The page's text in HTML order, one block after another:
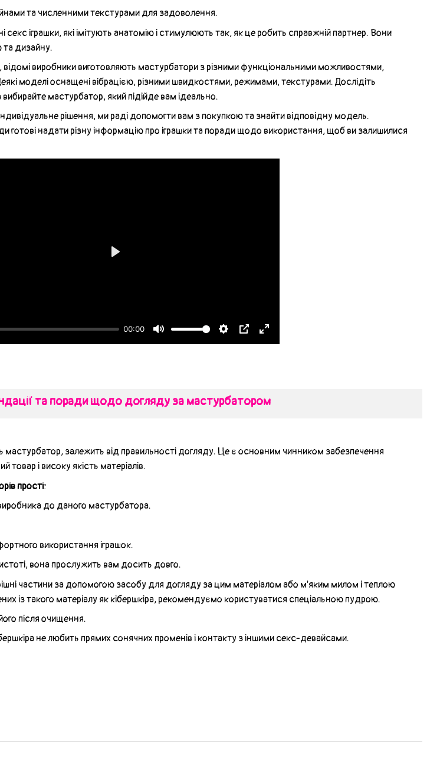
та численними текстурами для задоволення.
секс іграшки, які імітують анатомію і стимулюють так, як це робить справжній партнер. Вони
та дизайну.
виробники виготовляють мастурбатори з різними функціональними можливостями,
моделі оснащені вібрацією, різними швидкостями, режимами, текстурами. Дослідіть
мастурбатор, який підійде вам ідеально.
рішення, ми раді допомогти вам з покупкою та знайти відповідну модель.
готові надати різну інформацію про іграшки та поради щодо використання, щоб ви залишилися
та поради щодо догляду за мастурбатором
мастурбатор, залежить від правильності догляду. Це є основним чинником забезпечення
товар і високу якість матеріалів.
прості:
до даного мастурбатора.
використання іграшок.
вона прослужить вам досить довго.
частини за допомогою засобу для догляду за цим матеріалом або м'яким милом і теплою
із такого матеріалу як кібершкіра, рекомендуємо користуватися спеціальною пудрою.
після очищення.
не любить прямих сонячних променів і контакту з іншими секс-девайсами.